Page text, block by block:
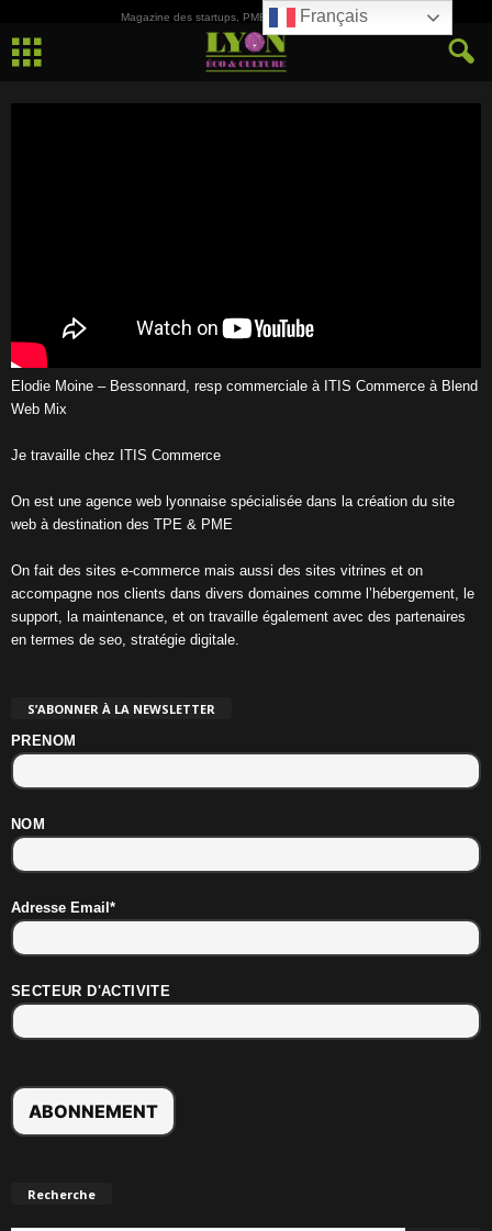
Magazine des startups, PME, ETI et de la Culture
Elodie Moine – Bessonnard, resp commerciale à ITIS Commerce à Blend
Web Mix
Je travaille chez ITIS Commerce
On est une agence web lyonnaise spécialisée dans la création du site
web à destination des TPE & PME
On fait des sites e-commerce mais aussi des sites vitrines et on
accompagne nos clients dans divers domaines comme l’hébergement, le
support, la maintenance, et on travaille également avec des partenaires
en termes de seo, stratégie digitale.
S’ABONNER À LA NEWSLETTER
PRENOM
NOM
Adresse Email*
SECTEUR D'ACTIVITE
Recherche
Français